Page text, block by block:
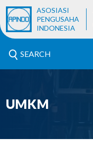
ASOSIASI
PENGUSAHA
INDONESIA
SEARCH
UMKM